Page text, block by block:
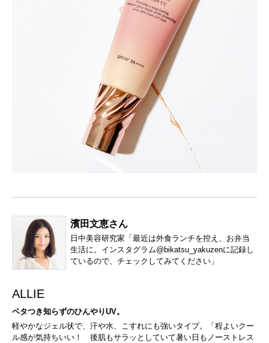
濱田文恵さん
日中美容研究家「最近は外食ランチを控え、お弁当
生活に。インスタグラム@bikatsu_yakuzenに記録し
ているので、チェックしてみてください」
ALLIE
ベタつき知らずのひんやりUV。
軽やかなジェル状で、汗や水、こすれにも強いタイプ。「程よいクー
ル感が気持ちいい！ 後肌もサラッとしていて暑い日もノーストレス